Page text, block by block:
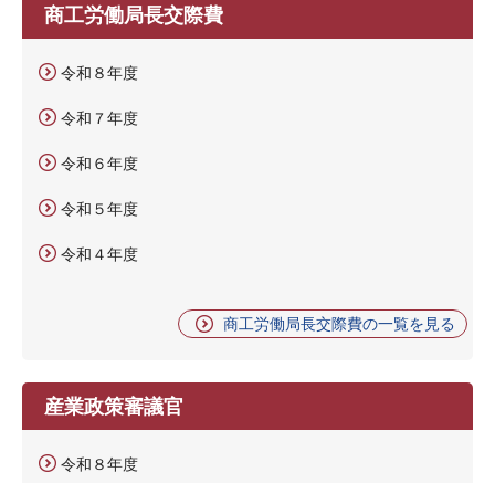
商工労働局長交際費
令和８年度
令和７年度
令和６年度
令和５年度
令和４年度
商工労働局長交際費の一覧を見る
産業政策審議官
令和８年度